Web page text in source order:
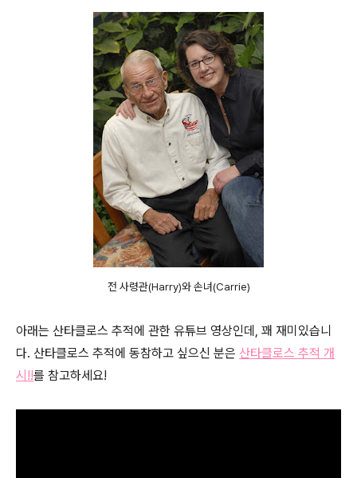
전 사령관(Harry)와 손녀(Carrie)
아래는 산타클로스 추적에 관한 유튜브 영상인데, 꽤 재미있습니
다. 산타클로스 추적에 동참하고 싶으신 분은 산타클로스 추적 개
시!!를 참고하세요!